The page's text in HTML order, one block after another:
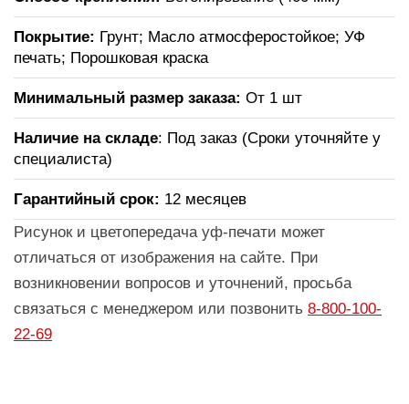
Покрытие: Грунт; Масло атмосферостойкое; УФ
печать; Порошковая краска
Минимальный размер заказа: От 1 шт
Наличие на складе: Под заказ (Сроки уточняйте у
специалиста)
Гарантийный срок: 12 месяцев
Рисунок и цветопередача уф-печати может
отличаться от изображения на сайте. При
возникновении вопросов и уточнений, просьба
связаться с менеджером или позвонить 8-800-100-
22-69